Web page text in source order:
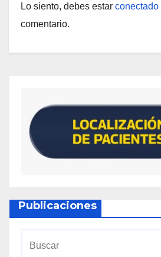
Lo siento, debes estar conectado
comentario.
Publicaciones